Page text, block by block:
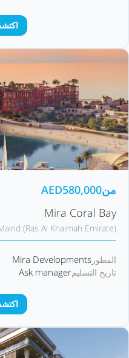
من AED580,000
Mira Coral Bay
(Ras Al Khaimah Emirate)
المطور Mira Developments
تاريخ التسليمAsk manager